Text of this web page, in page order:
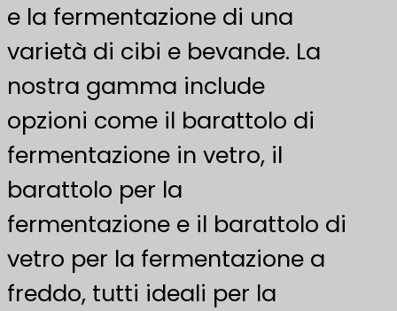
e la fermentazione di una
varietà di cibi e bevande. La
nostra gamma include
opzioni come il barattolo di
fermentazione in vetro, il
barattolo per la
fermentazione e il barattolo di
vetro per la fermentazione a
freddo, tutti ideali per la